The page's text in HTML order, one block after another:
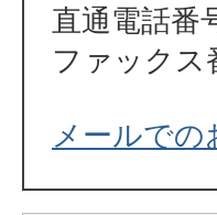
直通電話番
ファックス
メールで